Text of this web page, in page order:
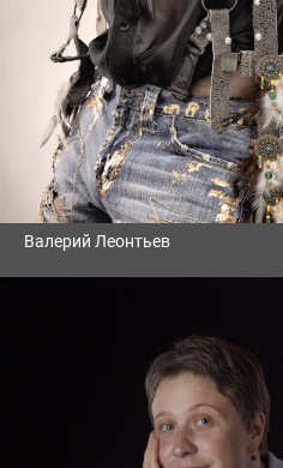
Валерий Леонтьев